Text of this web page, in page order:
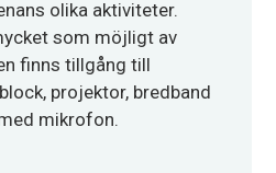
olika aktiviteter.
som möjligt av
finns tillgång till
projektor, bredband
mikrofon.